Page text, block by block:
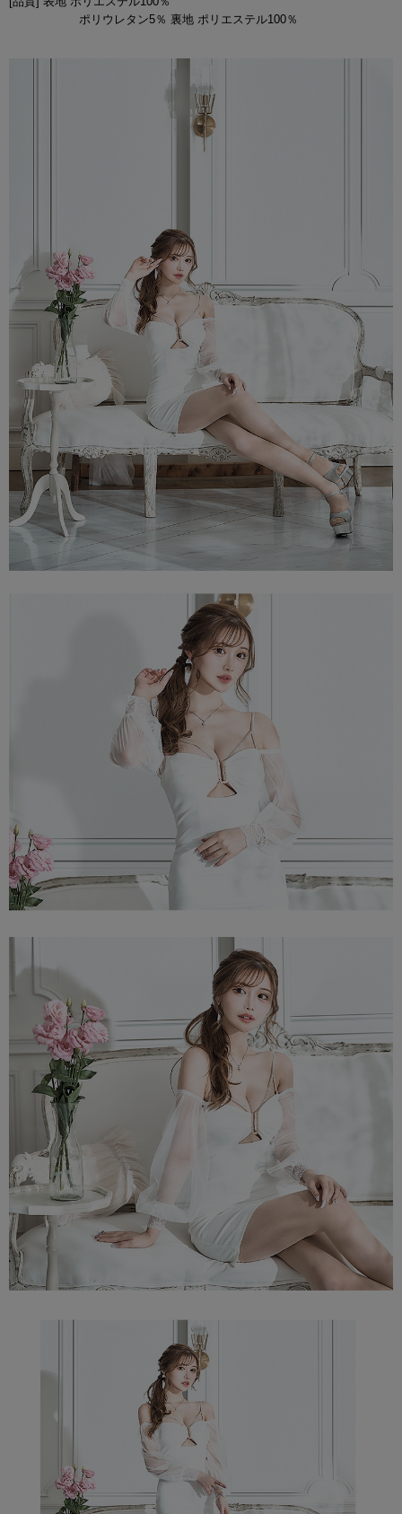
ポリウレタン5％ 裏地 ポリエステル100％